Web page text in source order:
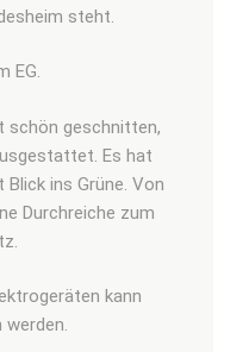
steht.
EG.
schön geschnitten,
Es hat
ins Grüne. Von
Durchreiche zum
kann
werden.